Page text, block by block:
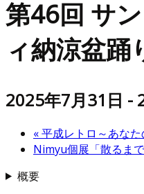
第46回 サ
ィ納涼盆踊
2025年7月31日 -
«平成レトロ～あな
Nimyu個展「散るまで
概要